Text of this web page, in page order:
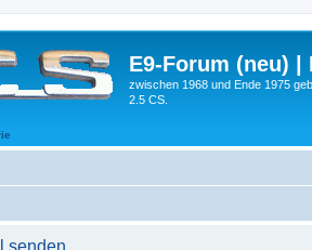
E9-Forum (neu) |
zwischen 1968 und Ende 1975
2.5 CS.
senden